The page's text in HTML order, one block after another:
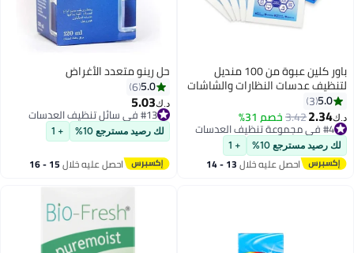
باور كلين عبوة من 100 منديل
لتنظيف عدسات النظارات والشاشات
| مناديل تنظيف نظارات مغلفة
بشكل فردي، مبللة مسبقًا، وخالية
من الخطوط
5.0
3
د.ك‏2.34
3.42خصم 31% #4 في مجموعة تنظيف العدسات
تم بيع +30 مؤخرًا
#4 في مجموعة تنظيف العدسات
لك رصيد مسترجع 10% + 1
احصل عليه خلال 13 - 14
اغسطس
حل رينو متعدد الأغراض
5.0
6
د.ك‏5.03
#13 في سائل تنظيف العدسات
أقل سعر في السنة
#13 في سائل تنظيف العدسات
لك رصيد مسترجع 10% + 1
احصل عليه خلال 15 - 16
اغسطس